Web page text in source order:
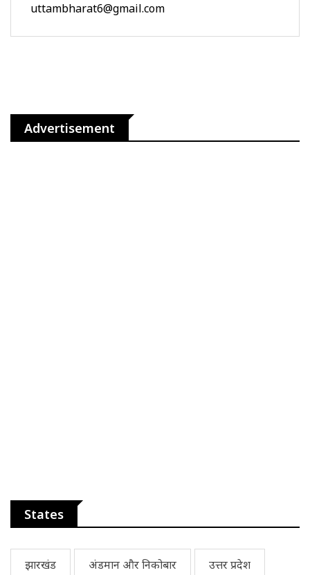
uttambharat6@gmail.com
Advertisement
States
झारखंड अंडमान और निकोबार उत्तर प्रदेश